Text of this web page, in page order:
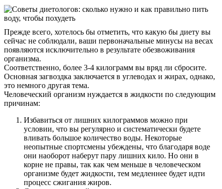
Прежде всего, хотелось бы отметить, что какую бы диету вы
сейчас не соблюдали, ваши первоначальные минусы на весах
появляются исключительно в результате обезвоживания
организма.
Соответственно, более 3-4 килограмм вы вряд ли сбросите.
Основная загвоздка заключается в углеводах и жирах, однако,
это немного другая тема.
Человеческий организм нуждается в жидкости по следующим
причинам:
Избавиться от лишних килограммов можно при
условии, что вы регулярно и систематически будете
вливать большое количество воды. Некоторые
неопытные спортсмены убеждены, что благодаря воде
они наоборот наберут пару лишних кило. Но они в
корне не правы, так как чем меньше в человеческом
организме будет жидкости, тем медленнее будет идти
процесс сжигания жиров.